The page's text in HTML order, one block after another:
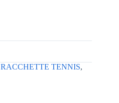
RACCHETTE TENNIS,